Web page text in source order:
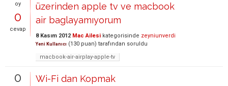
oy
0
cevap
üzerinden apple tv ve macbook
air baglayamıyorum
8 Kasım 2012 Mac Ailesi kategorisinde zeyniunverdi
Yeni Kullanıcı (130 puan) tarafından soruldu
macbook-air-airplay-apple-tv
0 Wi-Fi dan Kopmak